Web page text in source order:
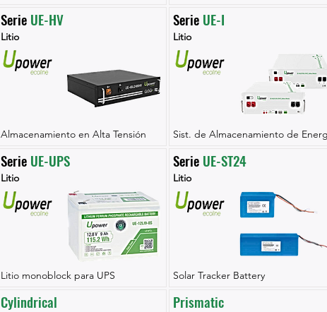
Serie UE-HV
Litio
Almacenamiento en Alta Tensión
Serie UE-UPS
Litio
Litio monoblock para UPS
Cylindrical
Serie UE-I
Litio
Sist. de Almacenamiento de
Serie UE-ST24
Litio
Solar Tracker Battery
Prismatic